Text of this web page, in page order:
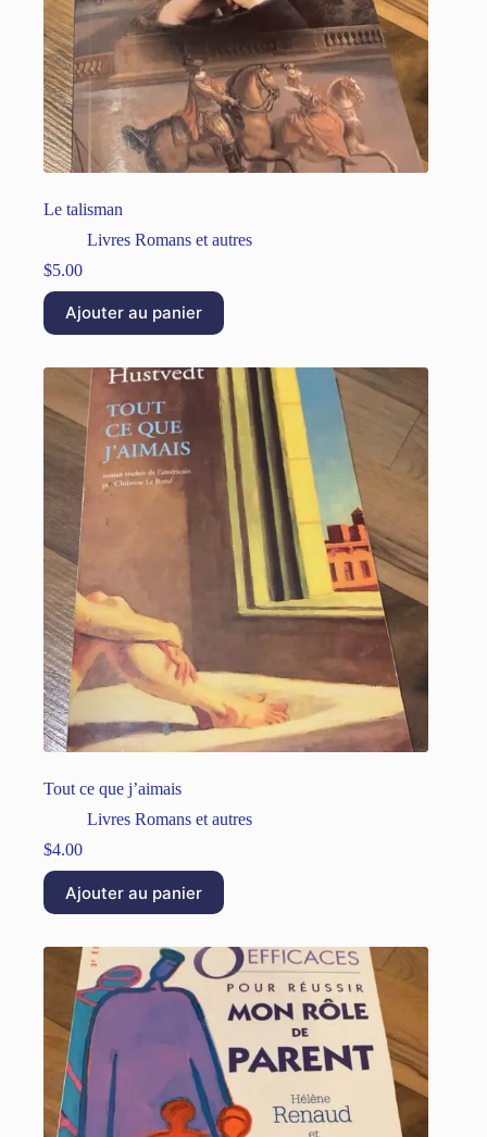
Le talisman
Livres Romans et autres
$5.00
Ajouter au panier
Tout ce que j’aimais
Livres Romans et autres
$4.00
Ajouter au panier